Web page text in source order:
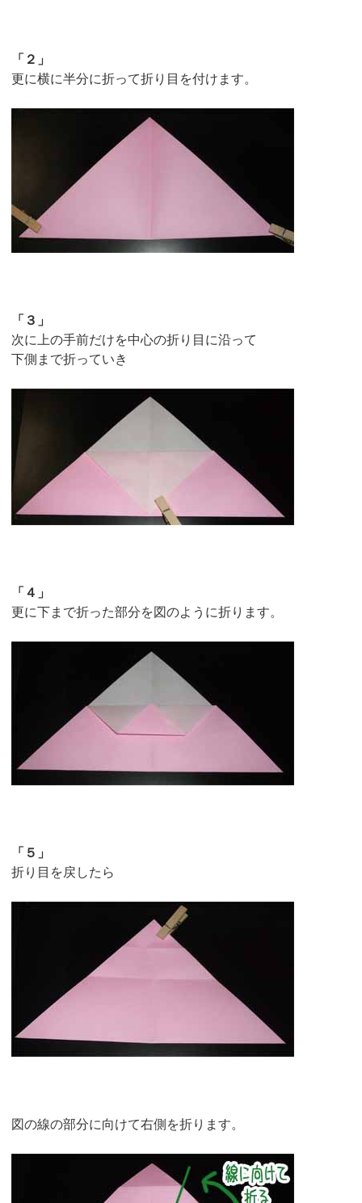
「２」
更に横に半分に折って折り目を付けます。
「３」
次に上の手前だけを中心の折り目に沿って
下側まで折っていき
「４」
更に下まで折った部分を図のように折ります。
「５」
折り目を戻したら
図の線の部分に向けて右側を折ります。